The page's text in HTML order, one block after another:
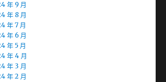
年 9 月
年 8 月
年 7 月
年 6 月
年 5 月
年 4 月
年 3 月
年 2 月